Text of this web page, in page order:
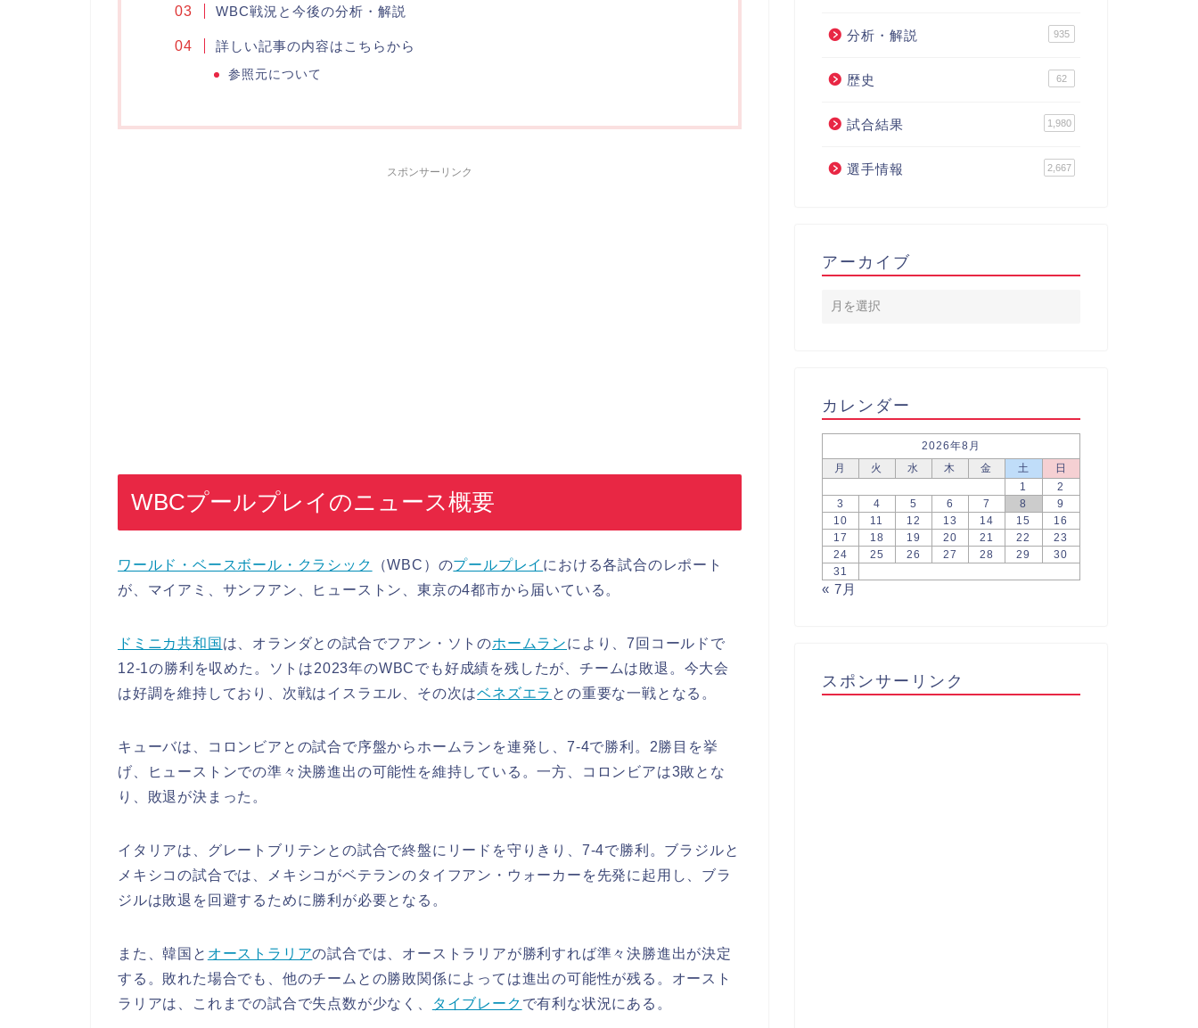
WBC戦況と今後の分析・解説
詳しい記事の内容はこちらから
参照元について
スポンサーリンク
WBCプールプレイのニュース概要
ワールド・ベースボール・クラシック （WBC）のプールプレイ における各試合のレポート
が、マイアミ、サンフアン、ヒューストン、東京の4都市から届いている。
ドミニカ共和国 は、オランダとの試合でフアン・ソトのホームランにより、7回コールドで
12-1の勝利を収めた。ソトは2023年のWBCでも好成績を残したが、チームは敗退。今大会
は好調を維持しており、次戦はイスラエル、その次はベネズエラ との重要な一戦となる。
キューバは、コロンビアとの試合で序盤からホームランを連発し、7-4で勝利。2勝目を挙
げ、ヒューストンでの準々決勝進出の可能性を維持している。一方、コロンビアは3敗とな
り、敗退が決まった。
イタリアは、グレートブリテンとの試合で終盤にリードを守りきり、7-4で勝利。ブラジルと
メキシコの試合では、メキシコがベテランのタイフアン・ウォーカーを先発に起用し、ブラ
ジルは敗退を回避するために勝利が必要となる。
また、韓国と オーストラリアの試合では、オーストラリアが勝利すれば準々決勝進出が決定
する。敗れた場合でも、他のチームとの勝敗関係によっては進出の可能性が残る。オースト
ラリアは、これまでの試合で失点数が少なく、
タイブレーク で有利な状況にある。
分析・解説 935
歴史 62
試合結果 1,980
選手情報 2,667
アーカイブ
カレンダー
2026年8月
月
火 水 木 金 土
日
1
2
3
4 5 6 7 8
9
10
11 12 13 14 15
16
17
18 19 20 21 22
23
24
25 26 27 28 29
30
31
« 7月
スポンサーリンク